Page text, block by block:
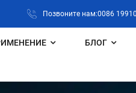
Позвоните нам:0086
БЛОГ